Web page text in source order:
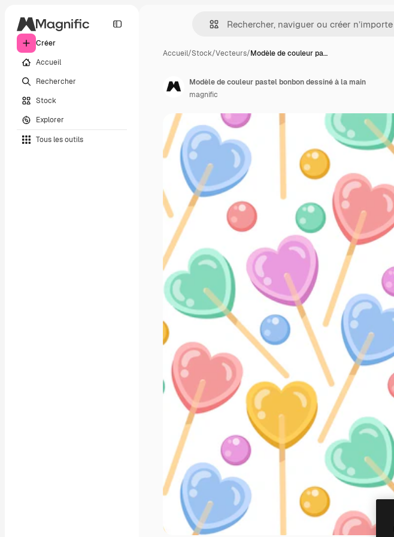
Créer
Accueil
Rechercher
Stock
Explorer
Tous les outils
Accueil/Stock/Vecteurs/Modèle de couleur pa…
Modèle de couleur pastel bonbon dessiné à la main
magnific